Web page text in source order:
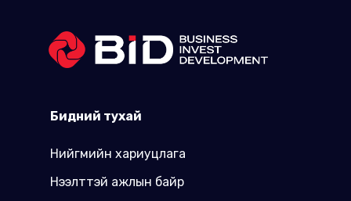
Бидний тухай
Нийгмийн хариуцлага
Нээлттэй ажлын байр